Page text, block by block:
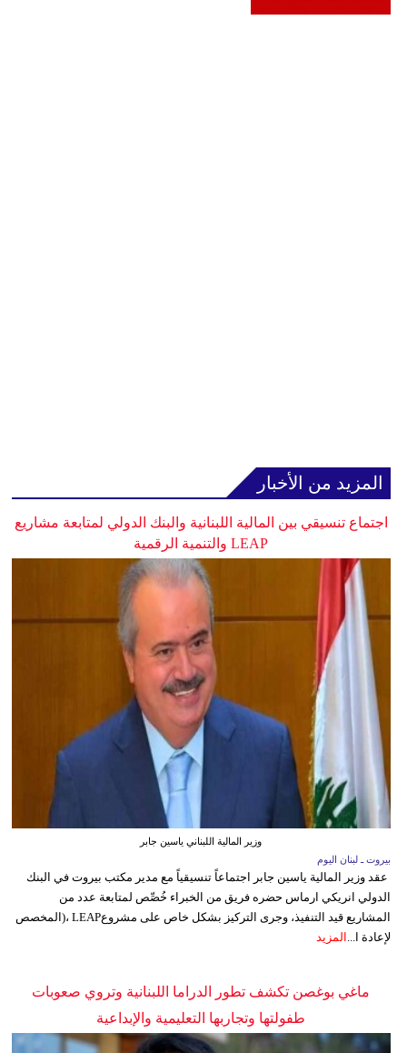
المزيد من الأخبار
اجتماع تنسيقي بين المالية اللبنانية والبنك الدولي لمتابعة مشاريع
LEAP والتنمية الرقمية
وزير المالية اللبناني ياسين جابر
بيروت ـ لبنان اليوم
عقد وزير المالية ياسين جابر اجتماعاً تنسيقياً مع مدير مكتب بيروت في البنك
الدولي انريكي ارماس حضره فريق من الخبراء خُصِّص لمتابعة عدد من
المشاريع قيد التنفيذ، وجرى التركيز بشكل خاص على مشروعLEAP ،(المخصص
لإعادة ا... المزيد
ماغي بوغصن تكشف تطور الدراما اللبنانية وتروي صعوبات
طفولتها وتجاربها التعليمية والإبداعية